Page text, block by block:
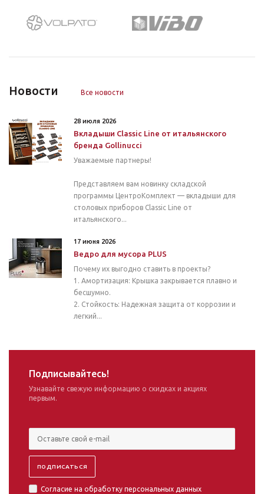
Новости Все новости
28 июля 2026
Вкладыши Classic Line от итальянского
бренда Gollinucci
Уважаемые партнеры!
Представляем вам новинку складской
программы ЦентроКомплект — вкладыши для
столовых приборов Classic Line от
итальянского...
17 июня 2026
Ведро для мусора PLUS
Почему их выгодно ставить в проекты?
1. Амортизация: Крышка закрывается плавно и
бесшумно.
2. Стойкость: Надежная защита от коррозии и
легкий...
Подписывайтесь!
Узнавайте свежую информацию о скидках и акциях
первым.
Согласие на обработку персональных данных